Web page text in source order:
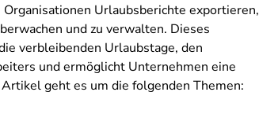
Urlaubsberichte exportieren,
und zu verwalten. Dieses
verbleibenden Urlaubstage, den
und ermöglicht Unternehmen eine
geht es um die folgenden Themen: